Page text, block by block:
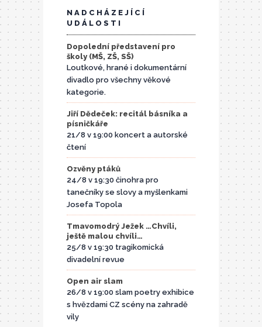
NADCHÁZEJÍCÍ
UDÁLOSTI
Dopolední představení pro
školy (MŠ, ZŠ, SŠ)
Loutkové, hrané i dokumentární
divadlo pro všechny věkové
kategorie.
Jiří Dědeček: recitál básníka a
písničkáře
21/8 v 19:00 koncert a autorské
čtení
Ozvěny ptáků
24/8 v 19:30 činohra pro
tanečníky se slovy a myšlenkami
Josefa Topola
Tmavomodrý Ježek …Chvíli,
ještě malou chvíli…
25/8 v 19:30 tragikomická
divadelní revue
Open air slam
26/8 v 19:00 slam poetry exhibice
s hvězdami CZ scény na zahradě
vily